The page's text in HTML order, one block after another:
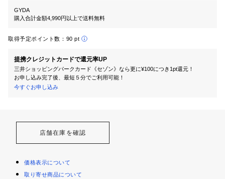
GYDA
購入合計金額4,990円以上で送料無料
取得予定ポイント数： 90 pt
提携クレジットカードで還元率UP
三井ショッピングパークカード《セゾン》なら更に¥100につき1pt還元！
お申し込み完了後、最短５分でご利用可能！
今すぐお申し込み
店舗在庫を確認
価格表示について
取り寄せ商品について